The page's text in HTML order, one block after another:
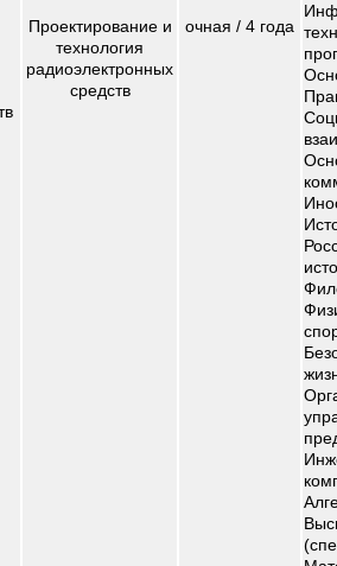
Проектирование и
технология
радиоэлектронных
средств
очная / 4 года